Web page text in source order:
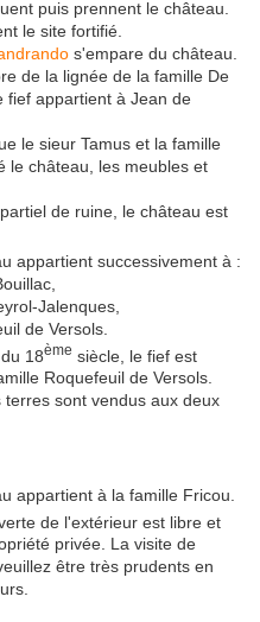
puis prennent le château.
le site fortifié.
s'empare du château.
de la lignée de la famille De
fief appartient à Jean de
le sieur Tamus et la famille
le château, les meubles et
de ruine, le château est
appartient successivement à :
Jalenques,
de Versols.
18ème siècle, le fief est
Roquefeuil de Versols.
sont vendus aux deux
appartient à la famille Fricou.
de l'extérieur est libre et
privée. La visite de
être très prudents en